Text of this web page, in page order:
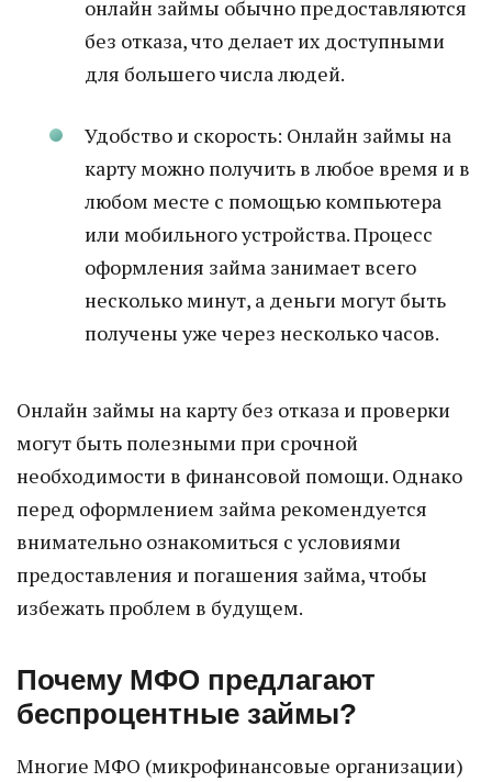
онлайн займы обычно предоставляются
без отказа, что делает их доступными
для большего числа людей.
Удобство и скорость: Онлайн займы на
карту можно получить в любое время и в
любом месте с помощью компьютера
или мобильного устройства. Процесс
оформления займа занимает всего
несколько минут, а деньги могут быть
получены уже через несколько часов.
Онлайн займы на карту без отказа и проверки
могут быть полезными при срочной
необходимости в финансовой помощи. Однако
перед оформлением займа рекомендуется
внимательно ознакомиться с условиями
предоставления и погашения займа, чтобы
избежать проблем в будущем.
Почему МФО предлагают
беспроцентные займы?
Многие МФО (микрофинансовые организации)